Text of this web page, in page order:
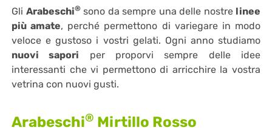
Gli Arabeschi®sono da sempre una delle nostre linee
più amate, perché permettono di variegare in modo
veloce e gustoso i vostri gelati. Ogni anno studiamo
nuovi sapori per proporvi sempre delle idee
interessanti che vi permettono di arricchire la vostra
vetrina con nuovi gusti.
Arabeschi® Mirtillo Rosso